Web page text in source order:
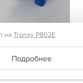
на Tronxy P802E
Подробнее